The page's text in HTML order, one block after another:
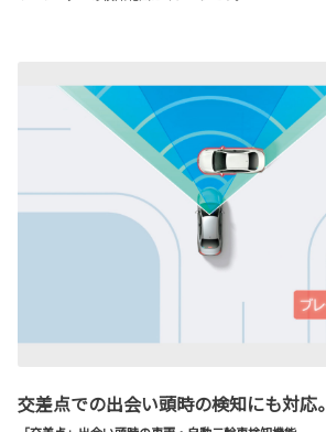
交差点での出会い頭時の検知にも対応。